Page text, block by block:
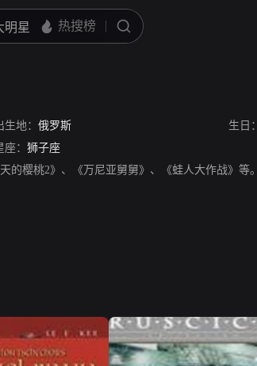
生地： 俄罗斯 生日：
座： 狮子座
的樱桃2》、《万尼亚舅舅》、《蛙人大作战》等。